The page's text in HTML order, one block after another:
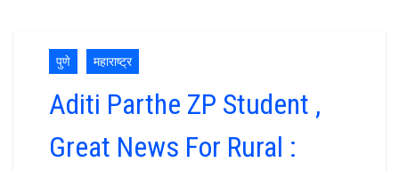
पुणे महाराष्ट्र
Aditi Parthe ZP Student ,
Great News For Rural :